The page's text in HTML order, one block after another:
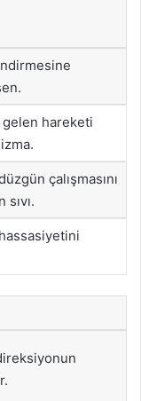
hareketi
çalışmasını